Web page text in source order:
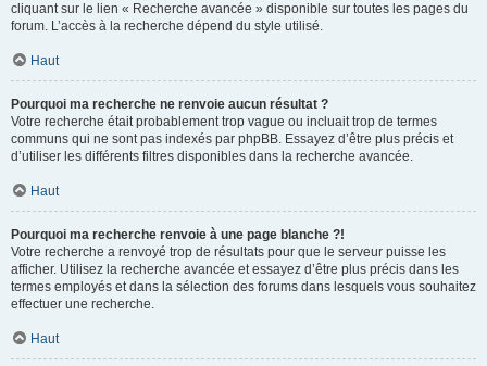
cliquant sur le lien « Recherche avancée » disponible sur toutes les pages du
forum. L’accès à la recherche dépend du style utilisé.
Haut
Pourquoi ma recherche ne renvoie aucun résultat ?
Votre recherche était probablement trop vague ou incluait trop de termes
communs qui ne sont pas indexés par phpBB. Essayez d’être plus précis et
d’utiliser les différents filtres disponibles dans la recherche avancée.
Haut
Pourquoi ma recherche renvoie à une page blanche ?!
Votre recherche a renvoyé trop de résultats pour que le serveur puisse les
afficher. Utilisez la recherche avancée et essayez d’être plus précis dans les
termes employés et dans la sélection des forums dans lesquels vous souhaitez
effectuer une recherche.
Haut